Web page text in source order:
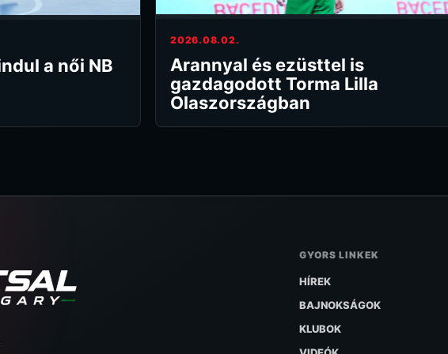
a női NB
2026.08.02.
Arannyal és ezüsttel is
gazdagodott Torma Lilla
Olaszországban
GYORS LINKEK
HÍREK
BAJNOKSÁGOK
KLUBOK